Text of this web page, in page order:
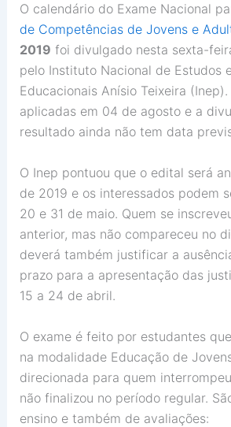
O calendário do Exame Nacional
de Competências de Jovens e
2019 foi divulgado nesta sexta-
pelo Instituto Nacional de Estudos
Educacionais Anísio Teixeira
aplicadas em 04 de agosto e a
resultado ainda não tem data
O Inep pontuou que o edital será
de 2019 e os interessados podem
20 e 31 de maio. Quem se
anterior, mas não compareceu no
deverá também justificar a
prazo para a apresentação das
15 a 24 de abril.
O exame é feito por estudantes
na modalidade Educação de
direcionada para quem
não finalizou no período regular.
ensino e também de avaliações: